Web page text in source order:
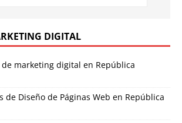
DIGITAL
marketing digital en República
de Diseño de Páginas Web en República